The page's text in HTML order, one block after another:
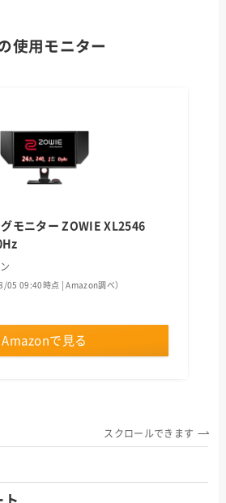
使用モニター
モニター ZOWIE XL2546
05 09:40時点 | Amazon調べ）
Amazonで見る
スクロールできます
ト